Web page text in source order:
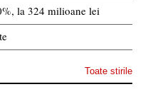
la 324 milioane lei
Toate stirile